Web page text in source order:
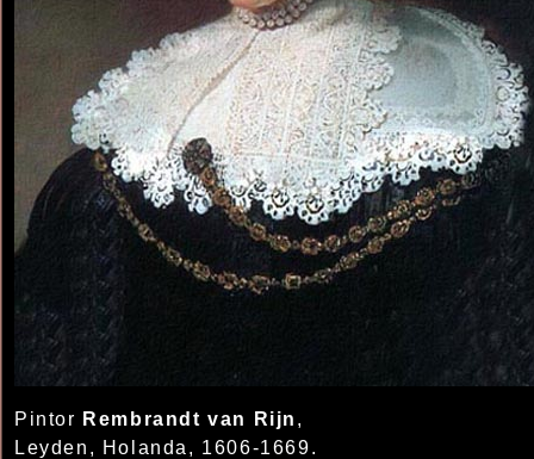
Pintor Rembrandt van Rijn ,
Leyden, Holanda, 1606-1669.